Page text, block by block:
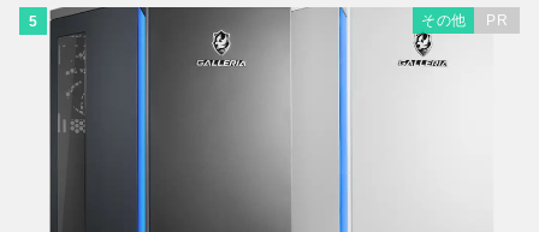
5 その他 PR